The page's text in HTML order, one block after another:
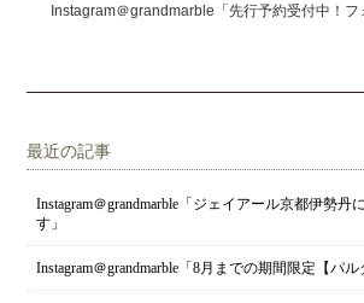
最近の記事
Instagram＠grandmarble「ジェイアール京都伊勢丹
す」
Instagram＠grandmarble「8月までの期間限定【パル
Instagram＠grandmarble「先行予約受付中！フ